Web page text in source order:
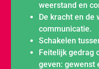
weerstand en
De kracht en de
communicatie.
Schakelen
Feitelijk gedrag
geven: gewenst